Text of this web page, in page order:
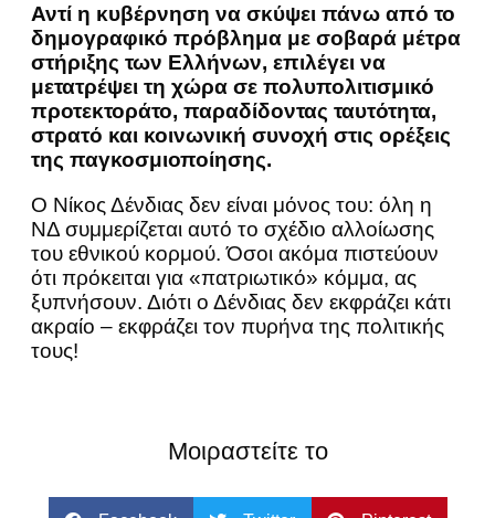
Αντί η κυβέρνηση να σκύψει πάνω από το
δημογραφικό πρόβλημα με σοβαρά μέτρα
στήριξης των Ελλήνων, επιλέγει να
μετατρέψει τη χώρα σε πολυπολιτισμικό
προτεκτοράτο, παραδίδοντας ταυτότητα,
στρατό και κοινωνική συνοχή στις ορέξεις
της παγκοσμιοποίησης.
Ο Νίκος Δένδιας δεν είναι μόνος του: όλη η
ΝΔ συμμερίζεται αυτό το σχέδιο αλλοίωσης
του εθνικού κορμού. Όσοι ακόμα πιστεύουν
ότι πρόκειται για «πατριωτικό» κόμμα, ας
ξυπνήσουν. Διότι ο Δένδιας δεν εκφράζει κάτι
ακραίο – εκφράζει τον πυρήνα της πολιτικής
τους!
Μοιραστείτε το